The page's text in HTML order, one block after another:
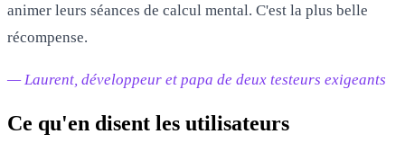
animer leurs séances de calcul mental. C'est la plus belle
récompense.
— Laurent, développeur et papa de deux testeurs exigeants
Ce qu'en disent les utilisateurs